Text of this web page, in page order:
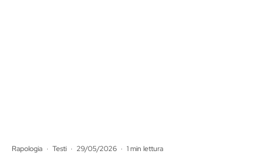
Rapologia · Testi · 29/05/2026 · 1 min lettura